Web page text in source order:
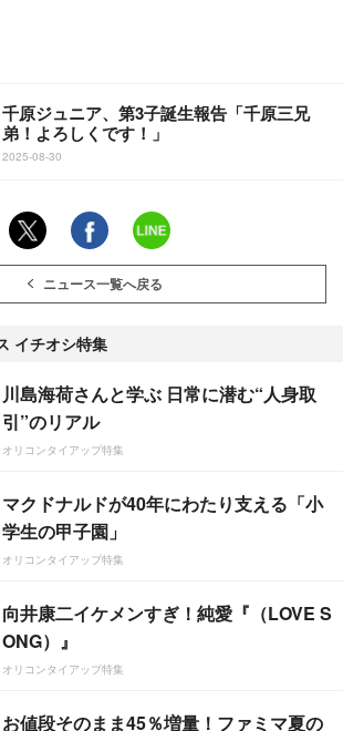
千原ジュニア、第3子誕生報告「千原三兄
弟！よろしくです！」
2025-08-30
ニュース一覧へ戻る
イチオシ特集
川島海荷さんと学ぶ 日常に潜む“人身取
引”のリアル
オリコンタイアップ特集
マクドナルドが40年にわたり支える「小
学生の甲子園」
オリコンタイアップ特集
向井康二イケメンすぎ！純愛『（LOVE S
ONG）』
オリコンタイアップ特集
お値段そのまま45％増量！ファミマ夏の